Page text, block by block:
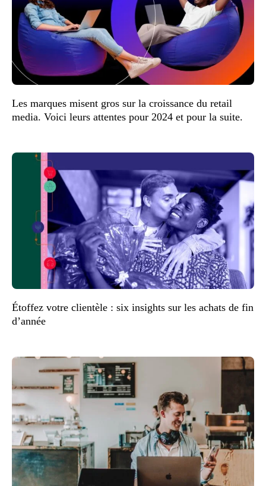
Les marques misent gros sur la croissance du retail
media. Voici leurs attentes pour 2024 et pour la suite.
Étoffez votre clientèle : six insights sur les achats de fin
d’année